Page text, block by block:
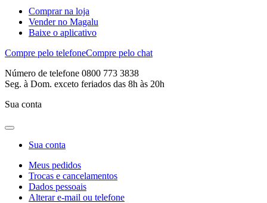
Comprar na loja
Vender no Magalu
Baixe o aplicativo
Compre pelo telefoneCompre pelo chat
Número de telefone 0800 773 3838
Seg. à Dom. exceto feriados das 8h às 20h
Sua conta
Sua conta
Meus pedidos
Trocas e cancelamentos
Dados pessoais
Alterar e-mail ou telefone